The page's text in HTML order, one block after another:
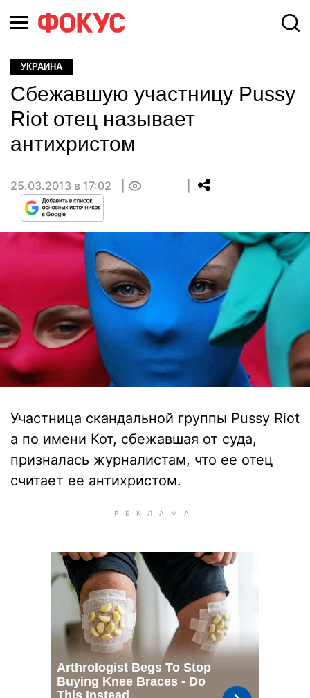
УКРАИНА
Сбежавшую участницу Pussy
Riot отец называет
антихристом
25.03.2013 в 17:02
Участница скандальной группы Pussy Riot
а по имени Кот, сбежавшая от суда,
призналась журналистам, что ее отец
считает ее антихристом.